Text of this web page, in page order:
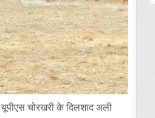
चोरखरी के दिलशाद अली